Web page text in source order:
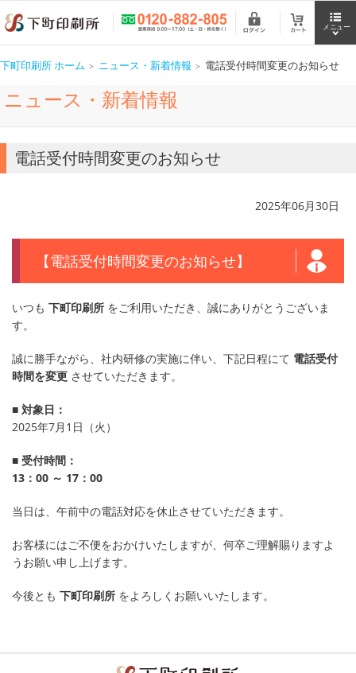
下町印刷所 ホーム ニュース・新着情報 電話受付時間変更のお知らせ
ニュース・新着情報
電話受付時間変更のお知らせ
2025年06月30日
【電話受付時間変更のお知らせ】
いつも 下町印刷所 をご利用いただき、誠にありがとうございま
す。
誠に勝手ながら、社内研修の実施に伴い、下記日程にて 電話受付
時間を変更 させていただきます。
■ 対象日：
2025年7月1日（火）
■ 受付時間：
13：00 ～ 17：00
当日は、午前中の電話対応を休止させていただきます。
お客様にはご不便をおかけいたしますが、何卒ご理解賜りますよ
うお願い申し上げます。
今後とも 下町印刷所 をよろしくお願いいたします。